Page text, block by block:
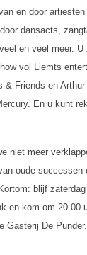
en door
dansacts,
en veel meer. U
vol Liemts
& Friends en
En u kunt
niet meer
oude successen
blijf
en kom om 20.00
Gasterij De Punder.